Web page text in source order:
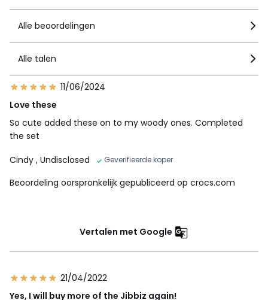
Alle beoordelingen
Alle talen
11/06/2024
Love these
So cute added these on to my woody ones. Completed
the set
Cindy , Undisclosed Geverifieerde koper
Beoordeling oorspronkelijk gepubliceerd op crocs.com
Vertalen met Google
21/04/2022
Yes, I will buy more of the Jibbiz again!